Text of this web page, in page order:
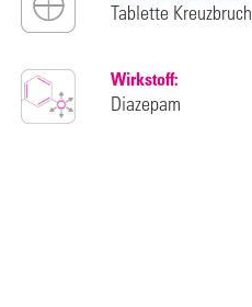
Tablette Kreuzbruch
Wirkstoff:
Diazepam